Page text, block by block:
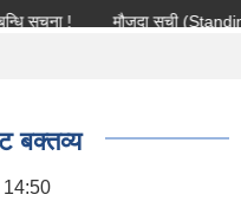
!
मौजुदा सूची (Standing
बक्तव्य
14:50